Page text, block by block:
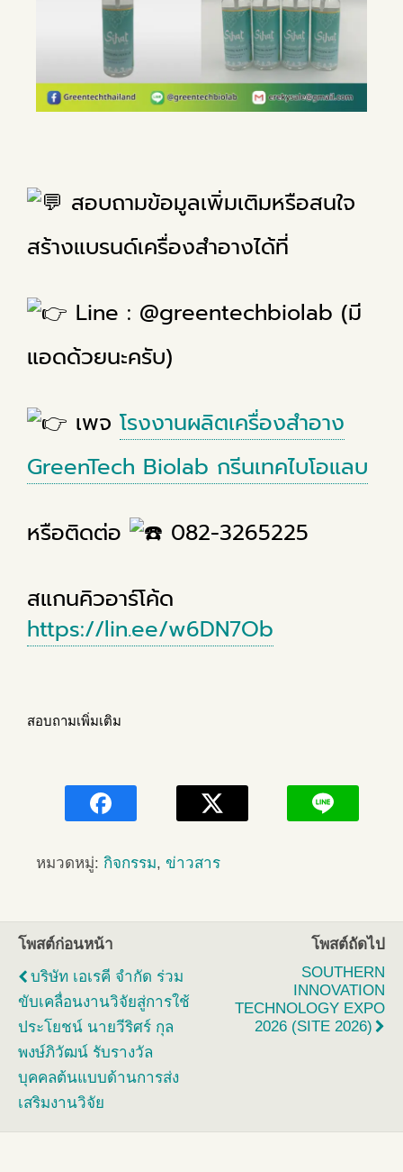
สอบถามข้อมูลเพิ่มเติมหรือสนใจ
สร้างแบรนด์เครื่องสำอางได้ที่
Line : @greentechbiolab (มี
แอดด้วยนะครับ)
เพจ โรงงานผลิตเครื่องสำอาง
GreenTech Biolab กรีนเทคไบโอแลบ
หรือติดต่อ 082-3265225
สแกนคิวอาร์โค้ด
https://lin.ee/w6DN7Ob
สอบถามเพิ่มเติม
หมวดหมู่: กิจกรรม, ข่าวสาร
โพสต์ก่อนหน้า
บริษัท เอเรคี จำกัด ร่วม
ขับเคลื่อนงานวิจัยสู่การใช้
ประโยชน์ นายวีริศร์ กุล
พงษ์ภิวัฒน์ รับรางวัล
บุคคลต้นแบบด้านการส่ง
เสริมงานวิจัย
โพสต์ถัดไป
SOUTHERN
INNOVATION
TECHNOLOGY EXPO
2026 (SITE 2026)